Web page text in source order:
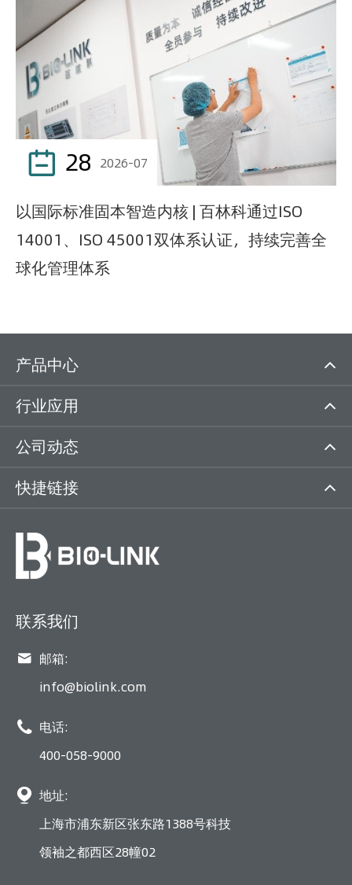
 28 2026-07
以国际标准固本智造内核 | 百林科通过ISO
14001、ISO 45001双体系认证，持续完善全
球化管理体系
产品中心
行业应用
公司动态
快捷链接
联系我们
 邮箱:
info@biolink.com
 电话:
400-058-9000
 地址:
上海市浦东新区张东路1388号科技
领袖之都西区28幢02